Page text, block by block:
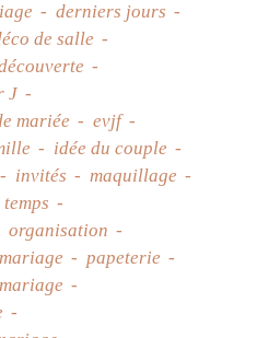
derniers jours
de salle
J
mariée
evjf
idée du couple
invités
maquillage
organisation
papeterie